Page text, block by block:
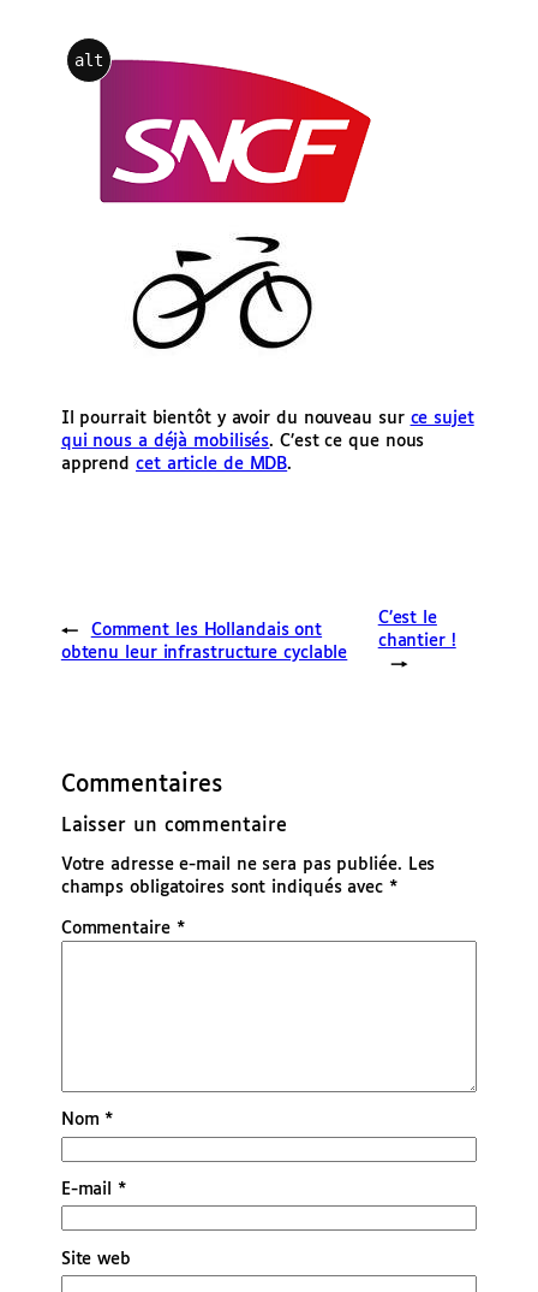
alt
Il pourrait bientôt y avoir du nouveau sur ce sujet
qui nous a déjà mobilisés. C’est ce que nous
apprend cet article de MDB.
←
Comment les Hollandais ont
obtenu leur infrastructure cyclable
C’est le
chantier !
→
Commentaires
Laisser un commentaire
Votre adresse e-mail ne sera pas publiée.
Les
champs obligatoires sont indiqués avec *
Commentaire *
Nom*
E-mail*
Site web